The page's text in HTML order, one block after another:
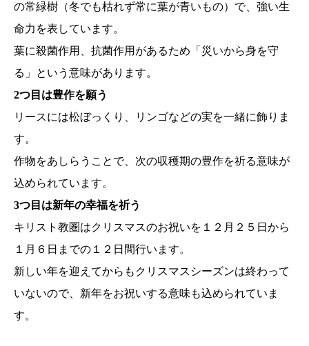
の常緑樹（冬でも枯れず常に葉が青いもの）で、強い生
命力を表しています。
葉に殺菌作用、抗菌作用があるため「災いから身を守
る」という意味があります。
2つ目は豊作を願う
リースには松ぼっくり、リンゴなどの実を一緒に飾りま
す。
作物をあしらうことで、次の収穫期の豊作を祈る意味が
込められています。
3つ目は新年の幸福を祈う
キリスト教圏はクリスマスのお祝いを１２月２５日から
１月６日までの１２日間行います。
新しい年を迎えてからもクリスマスシーズンは終わって
いないので、新年をお祝いする意味も込められていま
す。